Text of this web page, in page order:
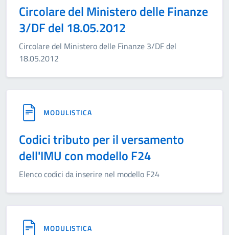
Circolare del Ministero delle Finanze
3/DF del 18.05.2012
Circolare del Ministero delle Finanze 3/DF del
18.05.2012
MODULISTICA
Codici tributo per il versamento
dell'IMU con modello F24
Elenco codici da inserire nel modello F24
MODULISTICA